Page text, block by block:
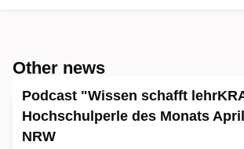
Other news
Podcast "Wissen schafft
Hochschulperle des Monats
NRW